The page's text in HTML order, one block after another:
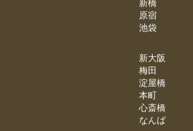
原宿
池袋
新大阪
梅田
淀屋橋
本町
心斎橋
なんば